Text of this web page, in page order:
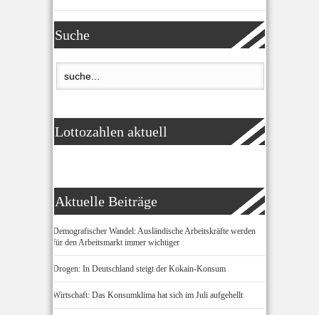
Suche
Lottozahlen aktuell
Aktuelle Beiträge
Demografischer Wandel: Ausländische Arbeitskräfte werden
für den Arbeitsmarkt immer wichtiger
Drogen: In Deutschland steigt der Kokain-Konsum
Wirtschaft: Das Konsumklima hat sich im Juli aufgehellt